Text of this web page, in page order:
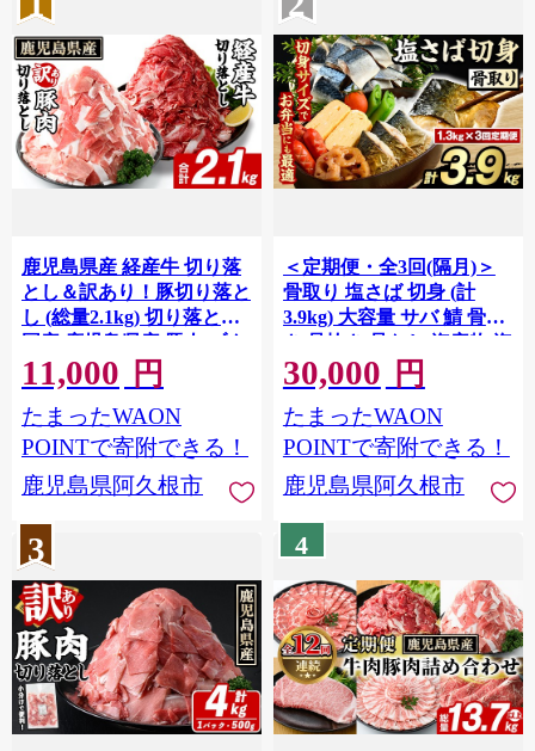
鹿児島県産 経産牛 切り落
とし＆訳あり！豚切り落と
し (総量2.1kg) 切り落とし
国産 鹿児島県産 豚肉 ブタ
おかず 個包装 小分け 薄切
り うす切り 冷凍 切り落し
切落し 牛肉 スライス 食べ
比べ セット akn042-32
11,000 円
たまったWAON
POINTで寄附できる！
鹿児島県阿久根市
＜定期便・全3回(隔月)＞
骨取り 塩さば 切身 (計
3.9kg) 大容量 サバ 鯖 骨ぬ
き 骨抜き 骨なし 海産物 海
鮮 おかず 惣菜 焼き魚 お弁
当 切り身 ジップロック チ
ャック付き袋 小分け 簡単
調理 定期便 【グローバル
30,000 円
たまったWAON
POINTで寄附できる！
鹿児島県阿久根市
3 4